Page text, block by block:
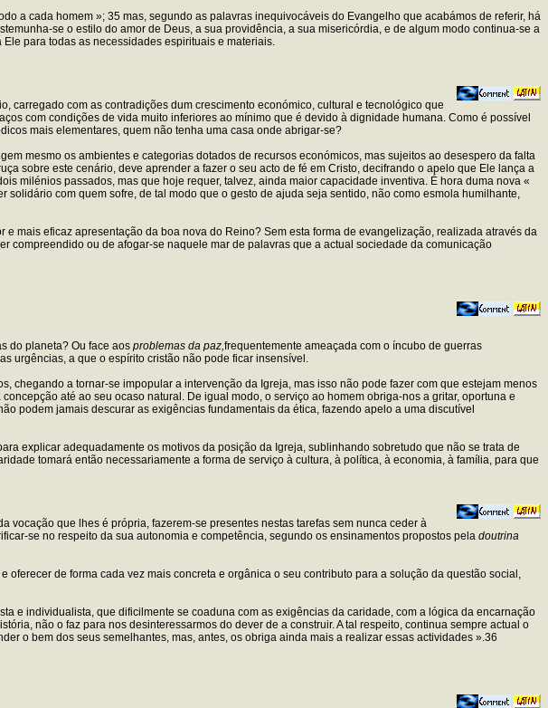
a cada homem »; 35 mas, segundo as palavras inequivocáveis do Evangelho que acabámos de referir, há
se o estilo do amor de Deus, a sua providência, a sua misericórdia, e de algum modo continua-se a
para todas as necessidades espirituais e materiais.
carregado com as contradições dum crescimento económico, cultural e tecnológico que
com condições de vida muito inferiores ao mínimo que é devido à dignidade humana. Como é possível
mais elementares, quem não tenha uma casa onde abrigar-se?
mesmo os ambientes e categorias dotados de recursos económicos, mas sujeitos ao desespero da falta
sobre este cenário, deve aprender a fazer o seu acto de fé em Cristo, decifrando o apelo que Ele lança a
milénios passados, mas que hoje requer, talvez, ainda maior capacidade inventiva. É hora duma nova «
com quem sofre, de tal modo que o gesto de ajuda seja sentido, não como esmola humilhante,
mais eficaz apresentação da boa nova do Reino? Sem esta forma de evangelização, realizada através da
ou de afogar-se naquele mar de palavras que a actual sociedade da comunicação
do planeta? Ou face aos problemas da paz,frequentemente ameaçada com o íncubo de guerras
urgências, a que o espírito cristão não pode ficar insensível.
a tornar-se impopular a intervenção da Igreja, mas isso não pode fazer com que estejam menos
concepção até ao seu ocaso natural. De igual modo, o serviço ao homem obriga-nos a gritar, oportuna e
podem jamais descurar as exigências fundamentais da ética, fazendo apelo a uma discutível
explicar adequadamente os motivos da posição da Igreja, sublinhando sobretudo que não se trata de
tomará então necessariamente a forma de serviço à cultura, à política, à economia, à família, para que
vocação que lhes é própria, fazerem-se presentes nestas tarefas sem nunca ceder à
se no respeito da sua autonomia e competência, segundo os ensinamentos propostos pela doutrina
de forma cada vez mais concreta e orgânica o seu contributo para a solução da questão social,
e individualista, que dificilmente se coaduna com as exigências da caridade, com a lógica da encarnação
não o faz para nos desinteressarmos do dever de a construir. A tal respeito, continua sempre actual o
o bem dos seus semelhantes, mas, antes, os obriga ainda mais a realizar essas actividades ».36